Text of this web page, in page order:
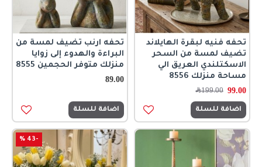
تحفه فنيه لبقرة الهايلاند
تضيف لمسة من السحر
الاسكتلندي العريق الي
مساحة منزلك 8556
99.00
199.00﷼
اضافة للسلة
تحفه ارنب تضيف لمسة من
البراءة والهدوء إلى زوايا
منزلك متوفر الحجمين 8555
89.00
اضافة للسلة
-43 %